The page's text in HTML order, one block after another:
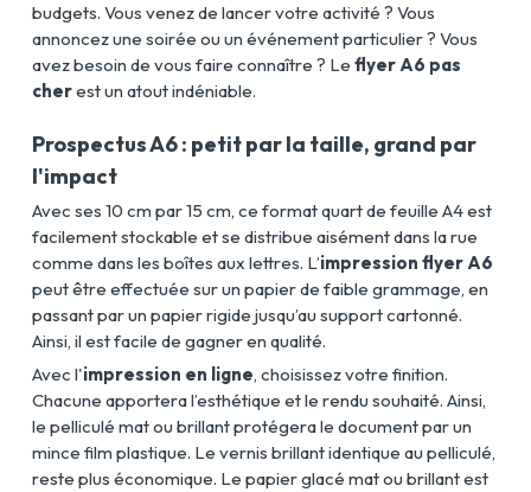
budgets. Vous venez de lancer votre activité ? Vous
annoncez une soirée ou un événement particulier ? Vous
avez besoin de vous faire connaître ? Le flyer A6 pas
cherest un atout indéniable.
Prospectus A6 : petit par la taille, grand par
l'impact
Avec ses 10 cm par 15 cm, ce format quart de feuille A4 est
facilement stockable et se distribue aisément dans la rue
comme dans les boîtes aux lettres. L’impression flyer A6
peut être effectuée sur un papier de faible grammage, en
passant par un papier rigide jusqu’au support cartonné.
Ainsi, il est facile de gagner en qualité.
Avec l'impression en ligne, choisissez votre finition.
Chacune apportera l’esthétique et le rendu souhaité. Ainsi,
le pelliculé mat ou brillant protégera le document par un
mince film plastique. Le vernis brillant identique au pelliculé,
reste plus économique. Le papier glacé mat ou brillant est